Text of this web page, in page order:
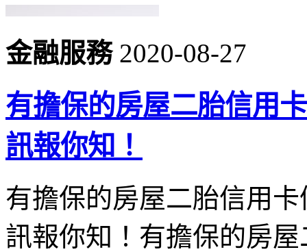
金融服務2020-08-27
有擔保的房屋二胎信用
訊報你知！
有擔保的房屋二胎信用
訊報你知！有擔保的房